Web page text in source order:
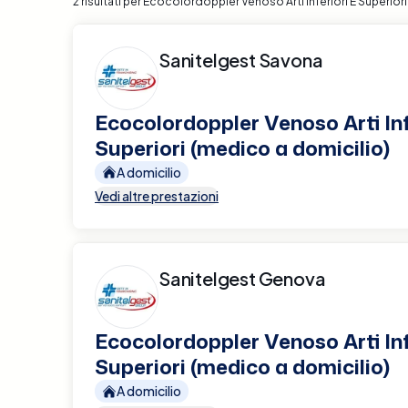
Sanitelgest Savona
Ecocolordoppler Venoso Arti
Superiori (medico a domicilio)
A domicilio
Vedi altre prestazioni
Sanitelgest Genova
Ecocolordoppler Venoso Arti
Superiori (medico a domicilio)
A domicilio